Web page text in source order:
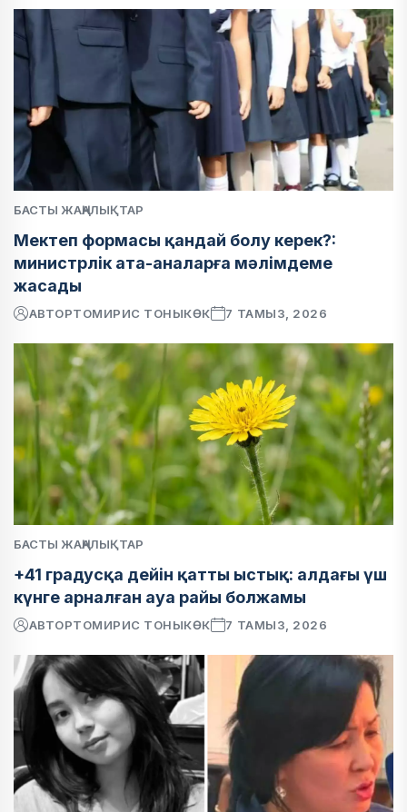
БАСТЫ ЖАҢАЛЫҚТАР
Мектеп формасы қандай болу керек?:
министрлік ата-аналарға мәлімдеме
жасады
АВТОРТОМИРИС ТОНЫКӨК 7 ТАМЫЗ, 2026
БАСТЫ ЖАҢАЛЫҚТАР
+41 градусқа дейін қатты ыстық: алдағы үш
күнге арналған ауа райы болжамы
АВТОРТОМИРИС ТОНЫКӨК 7 ТАМЫЗ, 2026